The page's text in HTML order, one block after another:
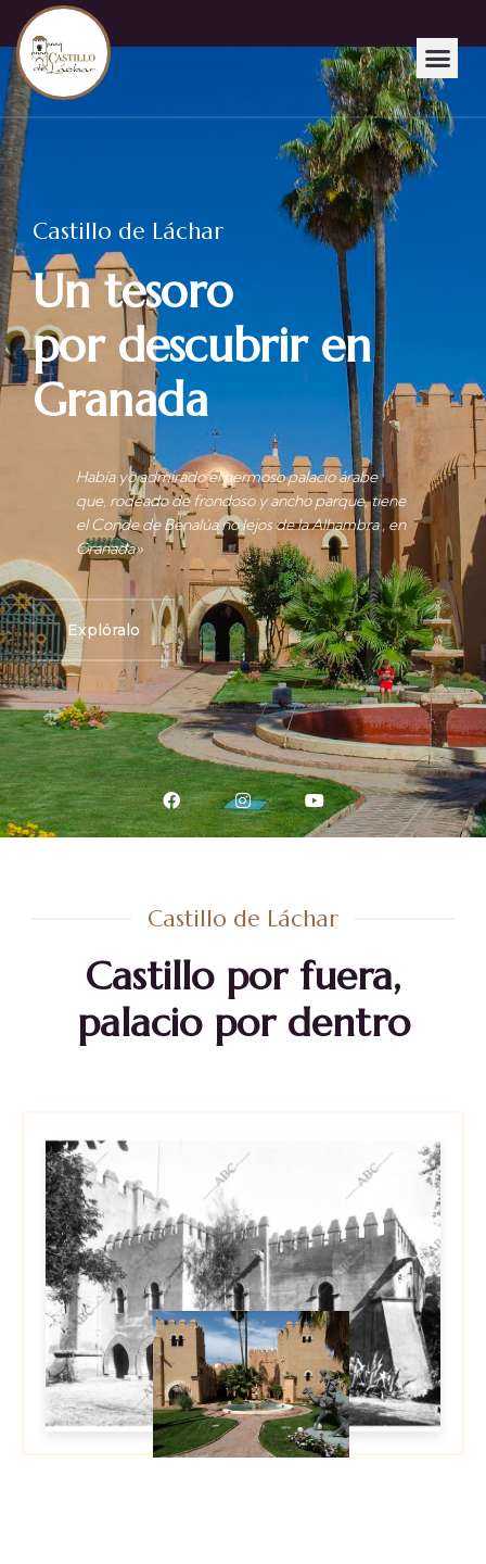
Castillo de Láchar
Un tesoro
por descubrir en
Granada
Había yo admirado el hermoso palacio árabe
que, rodeado de frondoso y ancho parque, tiene
el Conde de Benalúa no lejos de la Alhambra , en
Granada»
Explóralo
Castillo de Láchar
Castillo por fuera,
palacio por dentro